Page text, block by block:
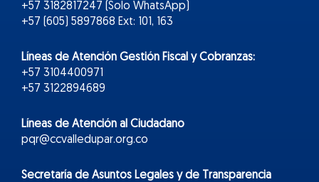
+57 3182817247 (Solo WhatsApp)
+57 (605) 5897868 Ext: 101, 163
Líneas de Atención Gestión Fiscal y Cobranzas:
+57 3104400971
+57 3122894689
Líneas de Atención al Ciudadano
pqr@ccvalledupar.org.co
Secretaría de Asuntos Legales y de Transparencia